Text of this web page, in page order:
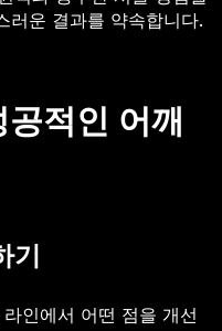
러운 결과를 약속합니다.
적인 어깨
인에서 어떤 점을 개선